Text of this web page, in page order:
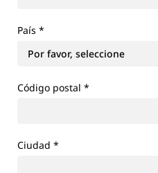
País *
Código postal *
Ciudad *